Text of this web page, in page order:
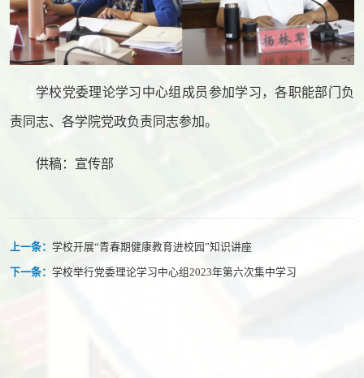
学校党委理论学习中心组成员参加学习，各职能部门负
责同志、各学院党政负责同志参加。
供稿：宣传部
上一条： 学校开展“青春期健康教育进校园”知识讲座
下一条： 学校举行党委理论学习中心组2023年第六次集中学习